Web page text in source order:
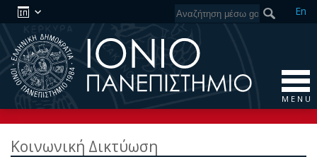
En
M E N U
Κοινωνική Δικτύωση